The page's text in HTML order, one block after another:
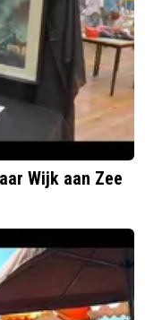
Wijk aan Zee